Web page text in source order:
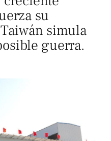
su
simula
guerra.